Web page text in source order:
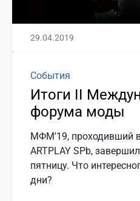
29.04.2019
События
Итоги II
форума моды
МФМ'19, проходивший
ARTPLAY SPb,
пятницу. Что
дни?